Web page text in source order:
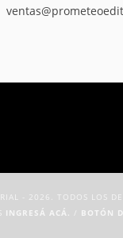
- 2026. TODOS LOS
INGRESÁ ACÁ. / BOTÓN